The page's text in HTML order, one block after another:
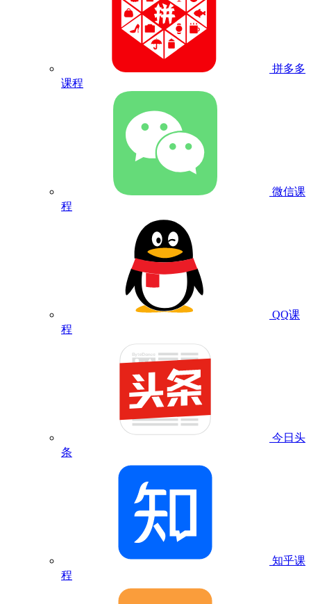
拼多多
课程
微信课
程
QQ课
程
今日头
条
知乎课
程